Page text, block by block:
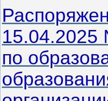
15.04.2025
по